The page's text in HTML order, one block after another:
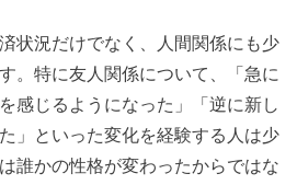
状況だけでなく、人間関係にも少
。特に友人関係について、「急に
感じるようになった」「逆に新し
」といった変化を経験する人は少
誰かの性格が変わったからではな